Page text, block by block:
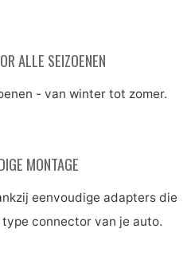
ALLE SEIZOENEN
- van winter tot zomer.
MONTAGE
eenvoudige adapters die
connector van je auto.